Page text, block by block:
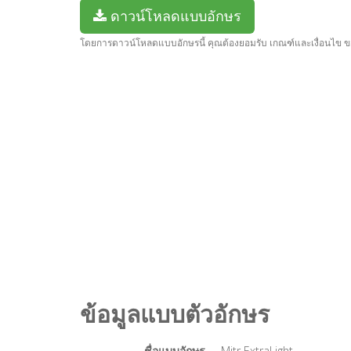
ดาวน์โหลดแบบอักษร
โดยการดาวน์โหลดแบบอักษรนี้ คุณต้องยอมรับ เกณฑ์และเงื่อนไข ข
ข้อมูลแบบตัวอักษร